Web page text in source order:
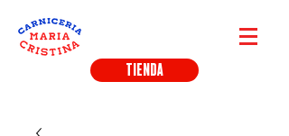
TIENDA